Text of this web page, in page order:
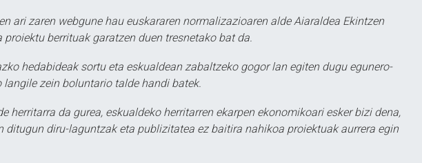
ari zaren webgune hau euskararen normalizazioaren alde Aiaraldea Ekintzen
proiektu berrituak garatzen duen tresnetako bat da.
hedabideak sortu eta eskualdean zabaltzeko gogor lan egiten dugu egunero-
langile zein boluntario talde handi batek.
herritarra da gurea, eskualdeko herritarren ekarpen ekonomikoari esker bizi dena,
ditugun diru-laguntzak eta publizitatea ez baitira nahikoa proiektuak aurrera egin